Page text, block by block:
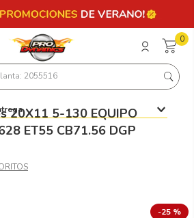
0
llanta: 2055516
20X11 5-130 EQUIPO
ET55 CB71.56 DGP
-25 %
Términos más buscados